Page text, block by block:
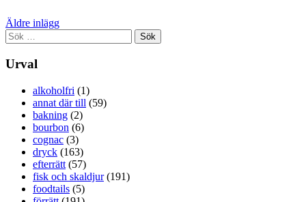
Inläggsnavigering
Äldre inlägg
Sök
efter:
Urval
alkoholfri (1)
annat där till (59)
bakning (2)
bourbon (6)
cognac (3)
dryck (163)
efterrätt (57)
fisk och skaldjur(191)
foodtails (5)